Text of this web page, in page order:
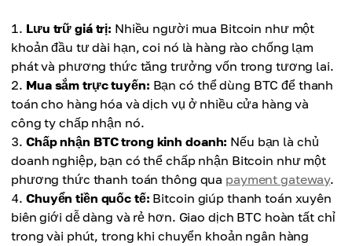
Lưu trữ giá trị: Nhiều người mua Bitcoin như một
khoản đầu tư dài hạn, coi nó là hàng rào chống lạm
phát và phương thức tăng trưởng vốn trong tương lai.
Mua sắm trực tuyến: Bạn có thể dùng BTC để thanh
toán cho hàng hóa và dịch vụ ở nhiều cửa hàng và
công ty chấp nhận nó.
Chấp nhận BTC trong kinh doanh: Nếu bạn là chủ
doanh nghiệp, bạn có thể chấp nhận Bitcoin như một
phương thức thanh toán thông qua payment gateway.
Chuyển tiền quốc tế: Bitcoin giúp thanh toán xuyên
biên giới dễ dàng và rẻ hơn. Giao dịch BTC hoàn tất chỉ
trong vài phút, trong khi chuyển khoản ngân hàng